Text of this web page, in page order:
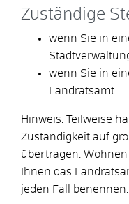
Zuständige
wenn Sie in
wenn Sie in
Landratsamt
Hinweis: Teilweise
Zuständigkeit auf
übertragen.
Ihnen das
jeden Fall benennen.